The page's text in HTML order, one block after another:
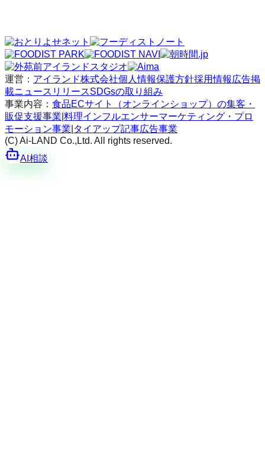
運営： アイランド株式会社個人情報保護方針採用情報 広告掲
載ニュースリリースSDGsの取り組み
事業内容： 食品ECサイト（オンラインショップ）の集客・
販促支援事業 料理インフルエンサーマーケティング・プロ
モーション事業 タイアップ記事広告事業
(C) Ai-LAND Co.,Ltd. All rights reserved.
AI相談